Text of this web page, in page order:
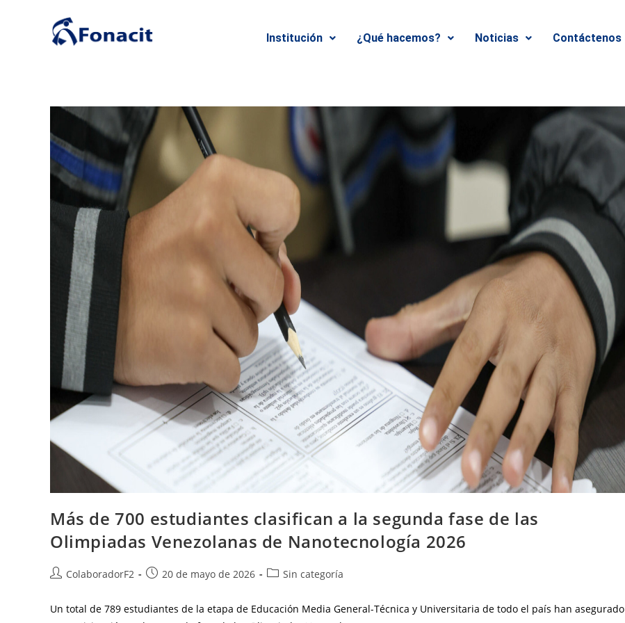
Institución ¿Qué hacemos? Noticias Contáctenos
Más de 700 estudiantes clasifican a la segunda fase de las
Olimpiadas Venezolanas de Nanotecnología 2026
ColaboradorF2 20 de mayo de 2026 Sin categoría
Un total de 789 estudiantes de la etapa de Educación Media General-Técnica y Universitaria de todo el país han asegurado